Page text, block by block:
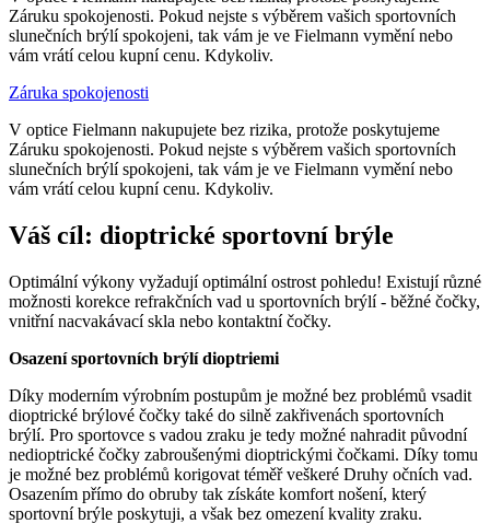
Záruku spokojenosti. Pokud nejste s výběrem vašich sportovních
slunečních brýlí spokojeni, tak vám je ve Fielmann vymění nebo
vám vrátí celou kupní cenu. Kdykoliv.
Záruka spokojenosti
V optice Fielmann nakupujete bez rizika, protože poskytujeme
Záruku spokojenosti. Pokud nejste s výběrem vašich sportovních
slunečních brýlí spokojeni, tak vám je ve Fielmann vymění nebo
vám vrátí celou kupní cenu. Kdykoliv.
Váš cíl: dioptrické sportovní brýle
Optimální výkony vyžadují optimální ostrost pohledu! Existují různé
možnosti korekce refrakčních vad u sportovních brýlí - běžné čočky,
vnitřní nacvakávací skla nebo kontaktní čočky.
Osazení sportovních brýlí dioptriemi
Díky moderním výrobním postupům je možné bez problémů vsadit
dioptrické brýlové čočky také do silně zakřivenách sportovních
brýlí. Pro sportovce s vadou zraku je tedy možné nahradit původní
nedioptrické čočky zabroušenými dioptrickými čočkami. Díky tomu
je možné bez problémů korigovat téměř veškeré Druhy očních vad.
Osazením přímo do obruby tak získáte komfort nošení, který
sportovní brýle poskytuji, a však bez omezení kvality zraku.